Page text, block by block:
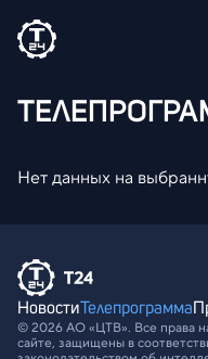
Нет данных на
НовостиТелепрограмма
© 2026 АО «ЦТВ». Все права
сайте, защищены в